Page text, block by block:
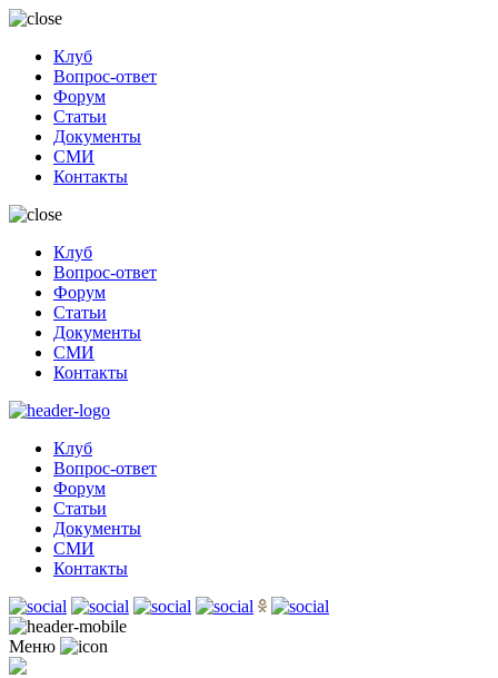
Клуб
Вопрос-ответ
Форум
Статьи
Документы
СМИ
Контакты
Клуб
Вопрос-ответ
Форум
Статьи
Документы
СМИ
Контакты
Клуб
Вопрос-ответ
Форум
Статьи
Документы
СМИ
Контакты
Меню